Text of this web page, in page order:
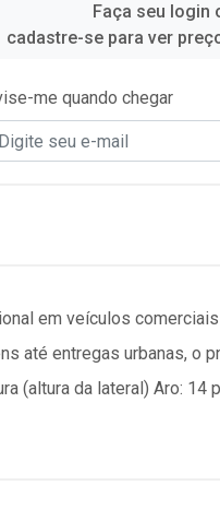
Faça seu login
cadastre-se para ver
me quando chegar
em veículos
até entregas urbanas, o
(altura da lateral) Aro: